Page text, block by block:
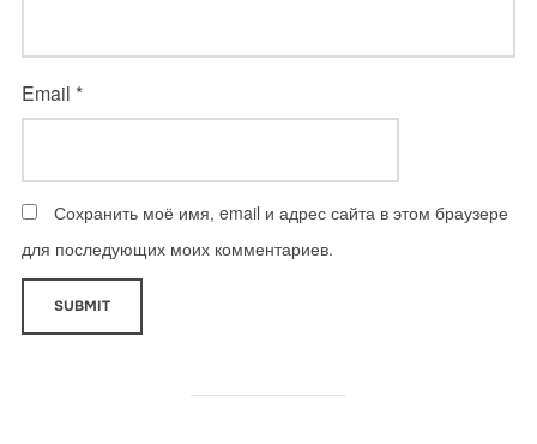
Email *
Сохранить моё имя, email и адрес сайта в этом браузере
для последующих моих комментариев.